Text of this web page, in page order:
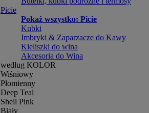
Picie
Pokaż wszystko: Picie
Kubki
Imbryki & Zaparzacze do Kawy
Kieliszki do wina
Akcesoria do Wina
według KOLOR
Wiśniowy
Płomienny
Deep Teal
Shell Pink
Biały